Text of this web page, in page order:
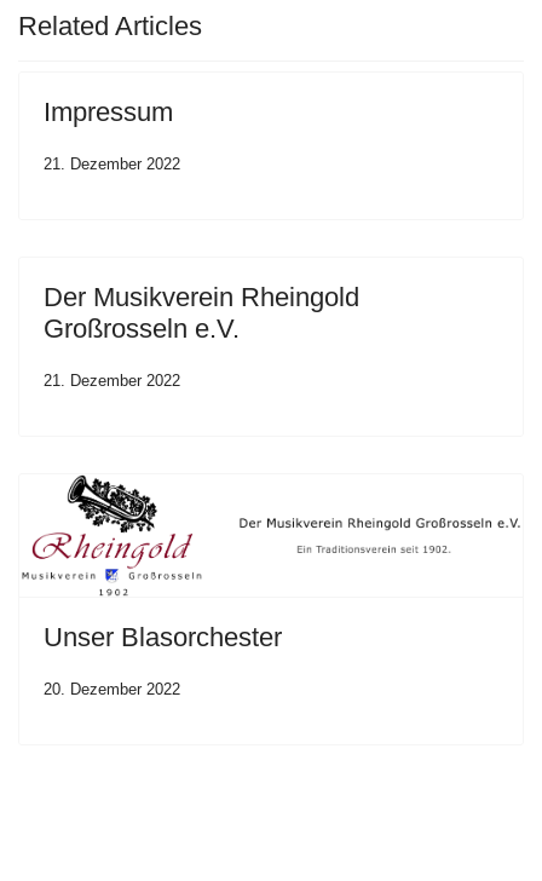
Related Articles
Impressum
21. Dezember 2022
Der Musikverein Rheingold
Großrosseln e.V.
21. Dezember 2022
Unser Blasorchester
20. Dezember 2022